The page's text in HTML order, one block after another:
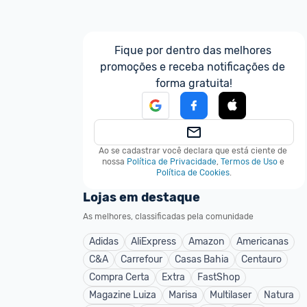
Fique por dentro das melhores
promoções e receba notificações de
forma gratuita!
Ao se cadastrar você declara que está ciente de
nossa Política de Privacidade, Termos de Uso e
Política de Cookies.
Lojas em destaque
As melhores, classificadas pela comunidade
Adidas AliExpress Amazon
Americanas
C&A
Carrefour Casas Bahia
Centauro
Compra Certa
Extra
FastShop
Magazine Luiza
Marisa Multilaser
Natura